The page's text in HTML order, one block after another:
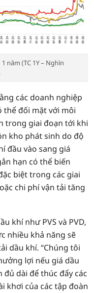
năm (TC 1Y – Nghìn
các doanh nghiệp
thể đối mặt với môi
trong giai đoạn tới khi
kho phát sinh do độ
đầu vào sang giá
hạn có thể biến
biệt trong các giai
chi phí vận tải tăng
khí như PVS và PVD,
nhiều khả năng sẽ
dầu khí. “Chúng tôi
lợi nếu giá dầu
dài để thúc đẩy các
khơi của các tập đoàn